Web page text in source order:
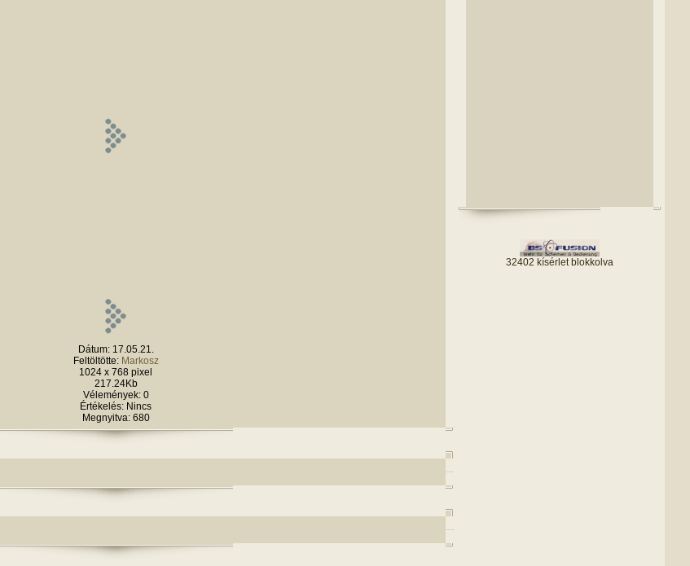
Dátum: 17.05.21.
Feltöltötte: Markosz
1024 x 768 pixel
217.24Kb
Vélemények: 0
Értékelés: Nincs
Megnyitva: 680
32402 kísérlet blokkolva